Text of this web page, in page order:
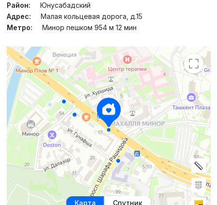
Район:
Юнусабадский
Адрес:
Малая кольцевая дорога, д.15
Метро:
Минор пешком 954 м 12 мин
Карта Спутник